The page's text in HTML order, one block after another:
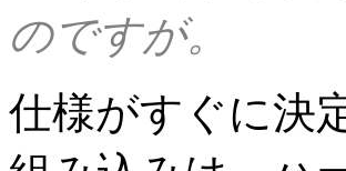
のですが。
仕様がすぐに決